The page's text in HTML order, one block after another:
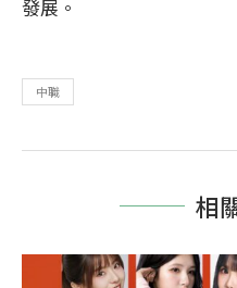
發展。
中職
相